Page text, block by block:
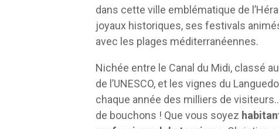
dans cette ville emblématique de
joyaux historiques, ses festivals
avec les plages méditerranéennes.
Nichée entre le Canal du Midi, classé
de l’UNESCO, et les vignes du
chaque année des milliers de
de bouchons ! Que vous soyez